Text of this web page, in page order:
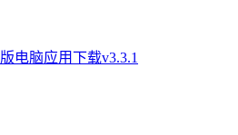
电脑应用下载v3.3.1